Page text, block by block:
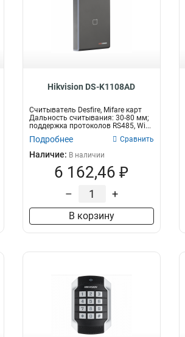
Hikvision DS-K1108AD
Считыватель Desfire, Mifare карт
Дальность считывания: 30-80 мм;
поддержка протоколов RS485, Wi...
Подробнее Сравнить
Наличие: В наличии
6 162,46 ₽
– +
В корзину